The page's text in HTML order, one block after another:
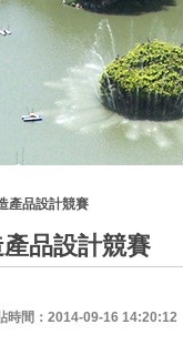
產品設計競賽
品設計競賽
時間：2014-09-16 14:20:12